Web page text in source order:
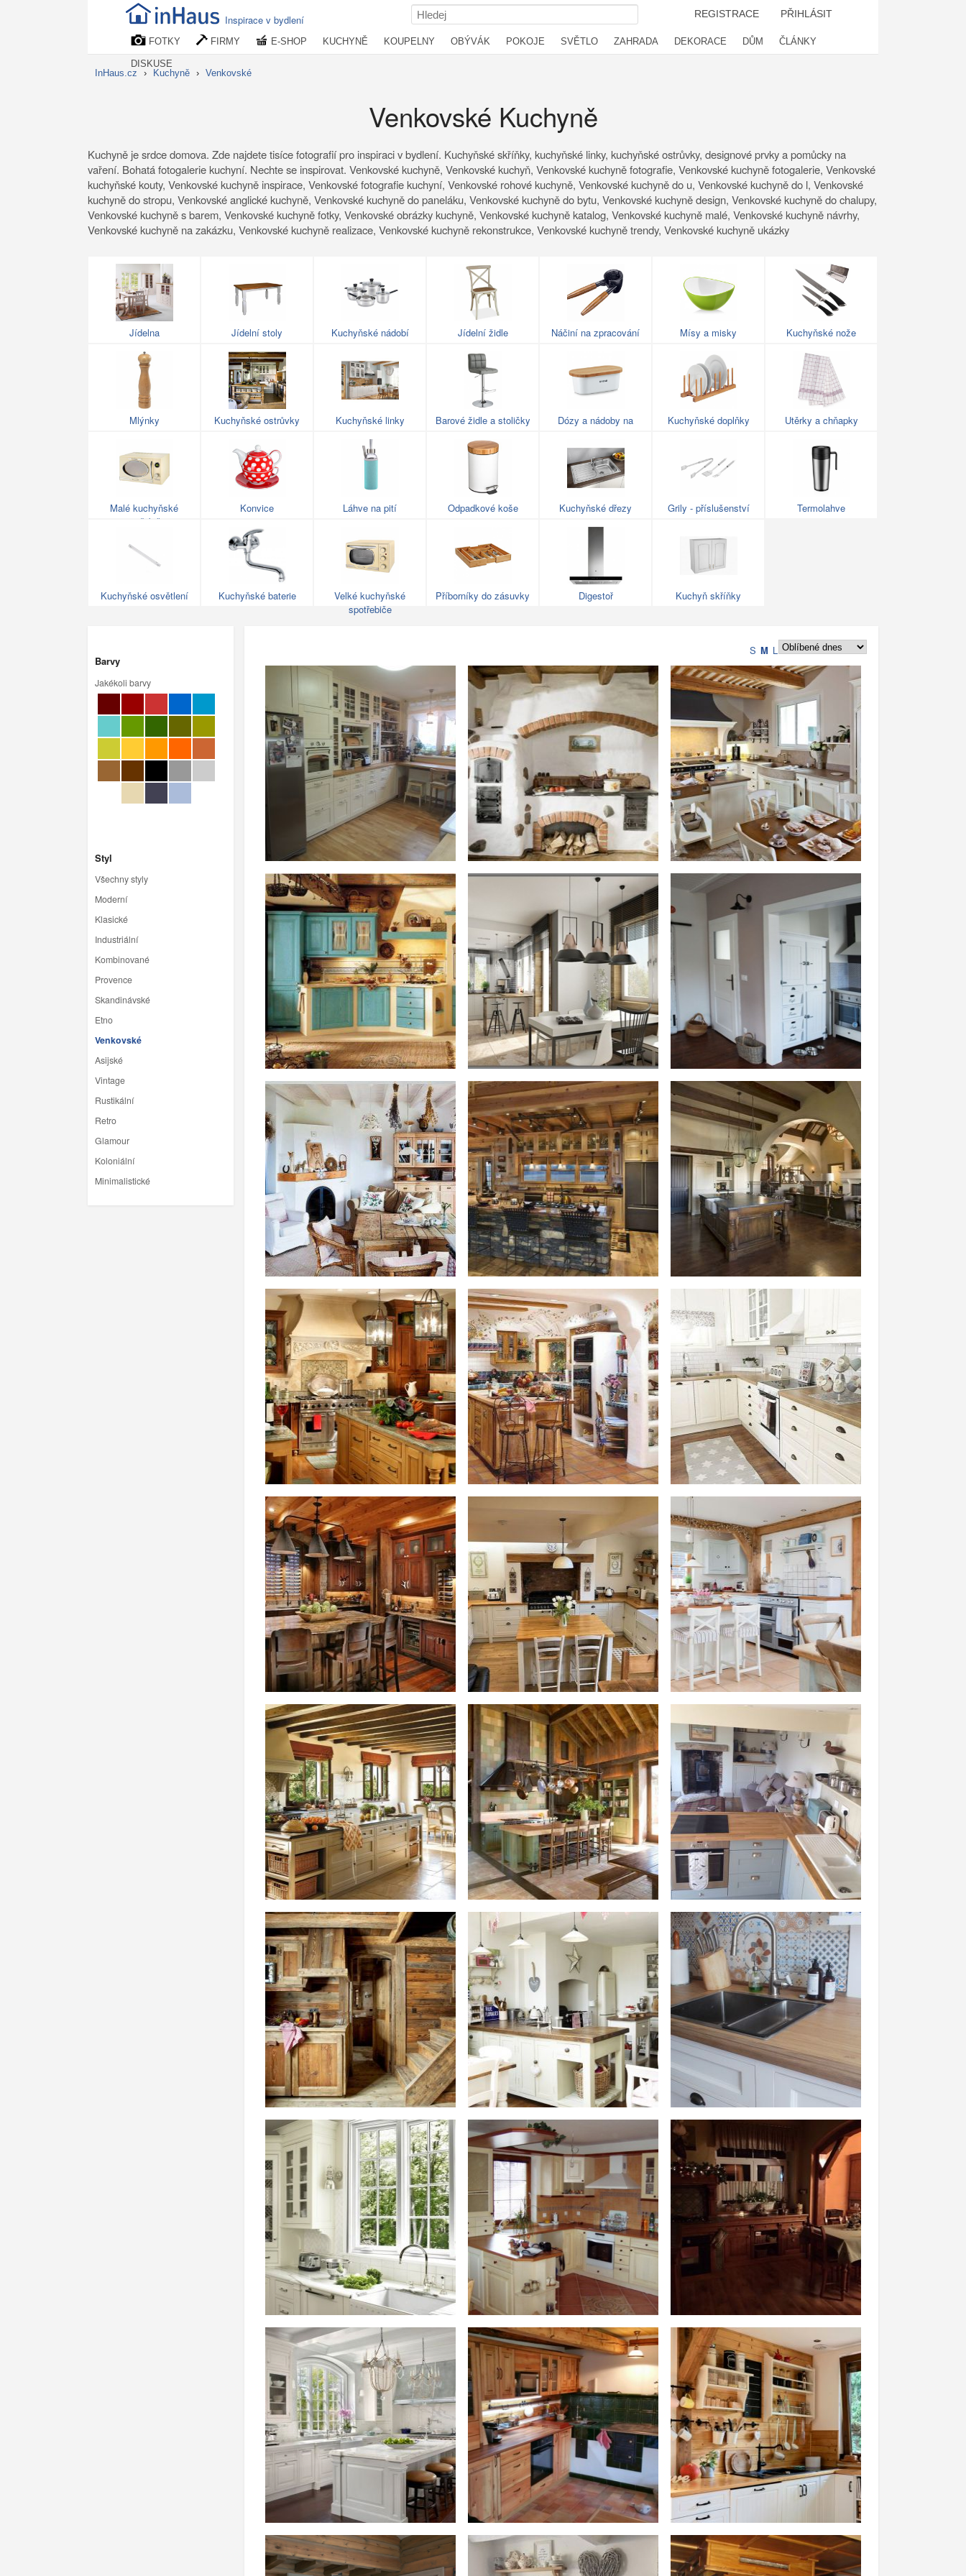
Inspirace v bydlení REGISTRACE PŘIHLÁSIT
FOTKY FIRMY E-SHOP KUCHYNĚ KOUPELNY OBÝVÁK POKOJE SVĚTLO ZAHRADA DEKORACE DŮM ČLÁNKY
DISKUSE
InHaus.cz
› Kuchyně › Venkovské
Venkovské Kuchyně
Kuchyně je srdce domova. Zde najdete tisíce fotografií pro inspiraci v bydlení. Kuchyňské skříňky, kuchyňské linky, kuchyňské ostrůvky, designové prvky a pomůcky na
vaření. Bohatá fotogalerie kuchyní. Nechte se inspirovat. Venkovské kuchyně, Venkovské kuchyň, Venkovské kuchyně fotografie, Venkovské kuchyně fotogalerie, Venkovské
kuchyňské kouty, Venkovské kuchyně inspirace, Venkovské fotografie kuchyní, Venkovské rohové kuchyně, Venkovské kuchyně do u, Venkovské kuchyně do l, Venkovské
kuchyně do stropu, Venkovské anglické kuchyně, Venkovské kuchyně do paneláku, Venkovské kuchyně do bytu, Venkovské kuchyně design, Venkovské kuchyně do chalupy,
Venkovské kuchyně s barem, Venkovské kuchyně fotky, Venkovské obrázky kuchyně, Venkovské kuchyně katalog, Venkovské kuchyně malé, Venkovské kuchyně návrhy,
Venkovské kuchyně na zakázku, Venkovské kuchyně realizace, Venkovské kuchyně rekonstrukce, Venkovské kuchyně trendy, Venkovské kuchyně ukázky
Jídelna Jídelní stoly Kuchyňské nádobí Jídelní židle
Náčiní na zpracování
Mísy a misky Kuchyňské nože
Mlýnky Kuchyňské ostrůvky Kuchyňské linky Barové židle a stoličky
Dózy a nádoby na
Kuchyňské doplňky Utěrky a chňapky
Malé kuchyňské
spotřebiče
Konvice Láhve na pití Odpadkové koše Kuchyňské dřezy Grily - příslušenství Termolahve
Kuchyňské osvětlení Kuchyňské baterie
Velké kuchyňské
spotřebiče
Příborníky do zásuvky Digestoř Kuchyň skříňky
Barvy
Jakékoli barvy
Styl
Všechny styly
Moderní
Klasické
Industriální
Kombinované
Provence
Skandinávské
Etno
Venkovské
Asijské
Vintage
Rustikální
Retro
Glamour
Koloniální
Minimalistické
S M L